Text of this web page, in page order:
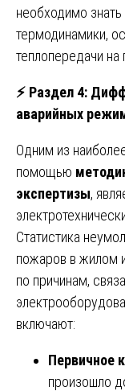
необходимо
термодинамики,
теплопередачи на
⚡ Раздел 4:
аварийных
Одним из
помощью
экспертизы,
Статистика
пожаров в жилом
по причинам,
включают:
Первичное
произошло